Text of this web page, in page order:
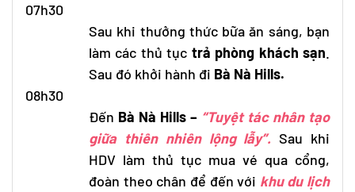
07h30
Sau khi thưởng thức bữa ăn sáng, bạn
làm các thủ tục trả phòng khách sạn.
Sau đó khởi hành đi Bà Nà Hills.
08h30
Đến Bà Nà Hills – “Tuyệt tác nhân tạo
giữa thiên nhiên lộng lẫy”.Sau khi
HDV làm thủ tục mua vé qua cổng,
đoàn theo chân để đến với khu du lịch